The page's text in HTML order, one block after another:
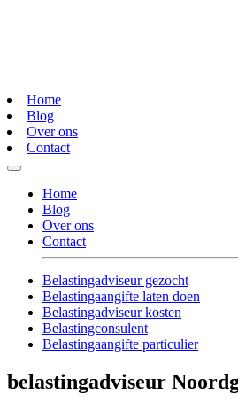
Home
Blog
Over ons
Contact
Home
Blog
Over ons
Contact
Belastingadviseur gezocht
Belastingaangifte laten doen
Belastingadviseur kosten
Belastingconsulent
Belastingaangifte particulier
belastingadviseur